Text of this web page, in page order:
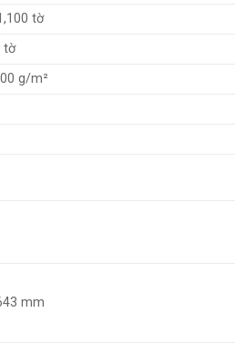
tờ
tờ
g/m²
mm